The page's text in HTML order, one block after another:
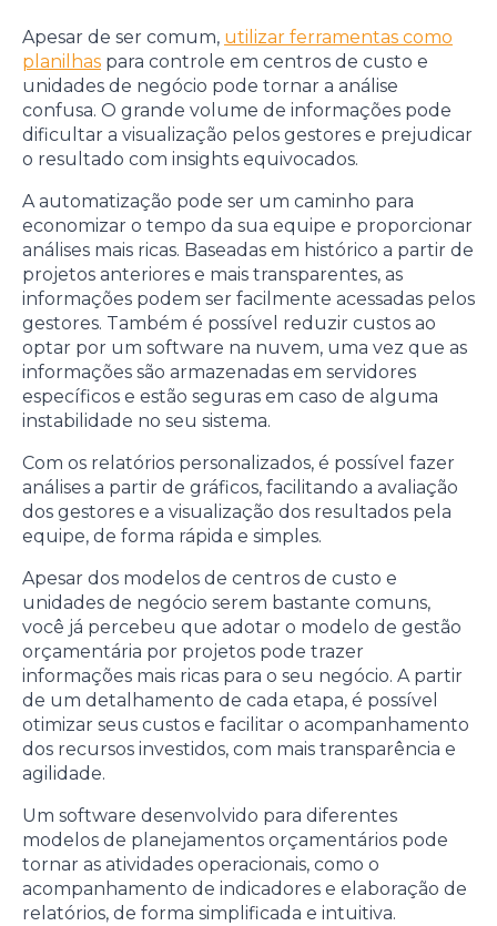
Apesar de ser comum, utilizar ferramentas como
planilhas para controle em centros de custo e
unidades de negócio pode tornar a análise
confusa. O grande volume de informações pode
dificultar a visualização pelos gestores e prejudicar
o resultado com insights equivocados.
A automatização pode ser um caminho para
economizar o tempo da sua equipe e proporcionar
análises mais ricas. Baseadas em histórico a partir de
projetos anteriores e mais transparentes, as
informações podem ser facilmente acessadas pelos
gestores. Também é possível reduzir custos ao
optar por um software na nuvem, uma vez que as
informações são armazenadas em servidores
específicos e estão seguras em caso de alguma
instabilidade no seu sistema.
Com os relatórios personalizados, é possível fazer
análises a partir de gráficos, facilitando a avaliação
dos gestores e a visualização dos resultados pela
equipe, de forma rápida e simples.
Apesar dos modelos de centros de custo e
unidades de negócio serem bastante comuns,
você já percebeu que adotar o modelo de gestão
orçamentária por projetos pode trazer
informações mais ricas para o seu negócio. A partir
de um detalhamento de cada etapa, é possível
otimizar seus custos e facilitar o acompanhamento
dos recursos investidos, com mais transparência e
agilidade.
Um software desenvolvido para diferentes
modelos de planejamentos orçamentários pode
tornar as atividades operacionais, como o
acompanhamento de indicadores e elaboração de
relatórios, de forma simplificada e intuitiva.